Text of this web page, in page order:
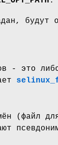
будут
- это
(файл